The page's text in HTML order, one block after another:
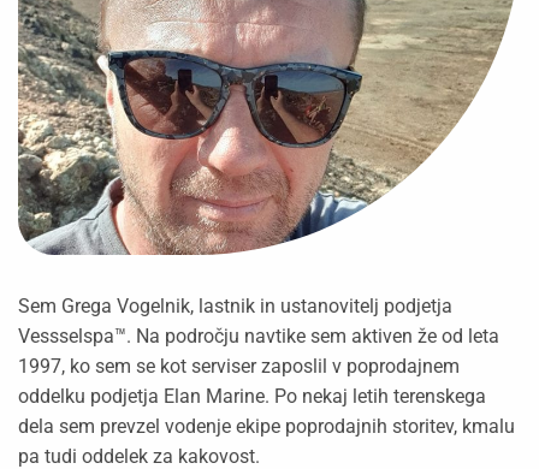
Sem Grega Vogelnik, lastnik in ustanovitelj podjetja
Vessselspa™. Na področju navtike sem aktiven že od leta
1997, ko sem se kot serviser zaposlil v poprodajnem
oddelku podjetja Elan Marine. Po nekaj letih terenskega
dela sem prevzel vodenje ekipe poprodajnih storitev, kmalu
pa tudi oddelek za kakovost.